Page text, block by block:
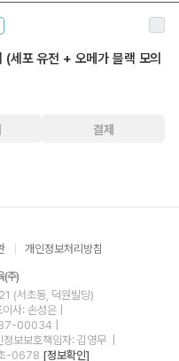
포 유전 + 오메가 블랙 모의
결제
개인정보처리방침
(주)
(서초동, 덕원빌딩)
사: 손성은 |
87-00034
정보보호책임자: 김영무
-0678 [정보확인]